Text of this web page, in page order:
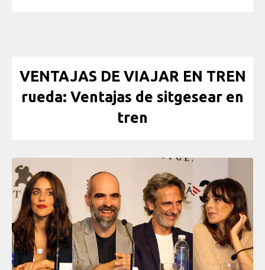
VENTAJAS DE VIAJAR EN TREN
rueda: Ventajas de sitgesear en
tren